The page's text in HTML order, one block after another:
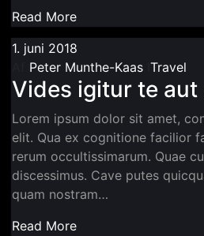
Read More
1. juni 2018
Peter Munthe-Kaas Travel
Vides igitur te aut
Lorem ipsum dolor sit amet,
elit. Qua ex cognitione facilior
rerum occultissimarum. Quae
discessimus. Cave putes
quam nostram…
Read More